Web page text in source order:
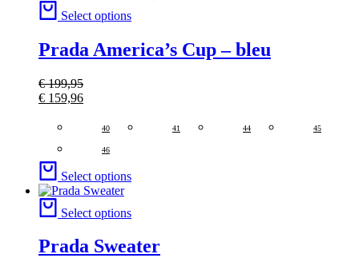
Select options
Prada America’s Cup – bleu
€199,95
€ 159,96
40 41 44 45
46
Select options
Select options
Prada Sweater